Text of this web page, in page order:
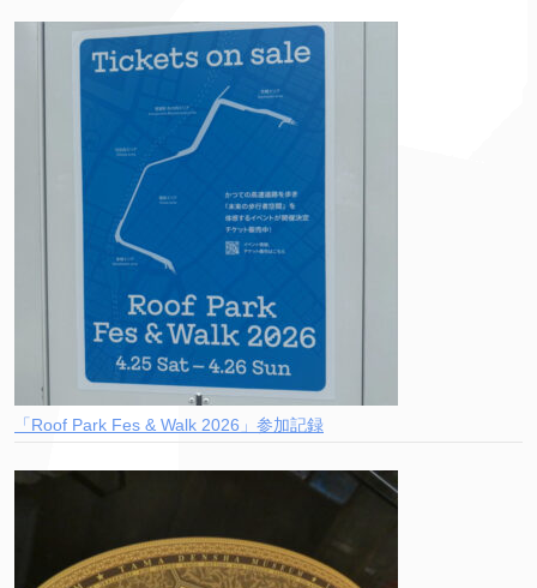
「Roof Park Fes & Walk 2026」参加記録